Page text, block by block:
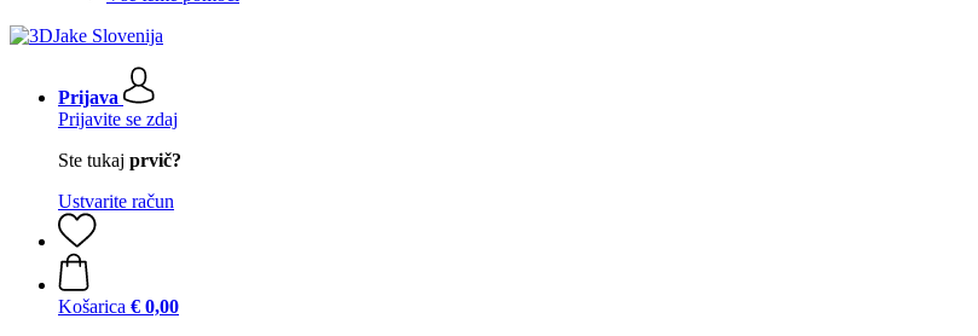
Prijava
Prijavite se zdaj
Ste tukaj prvič?
Ustvarite račun
Košarica € 0,00